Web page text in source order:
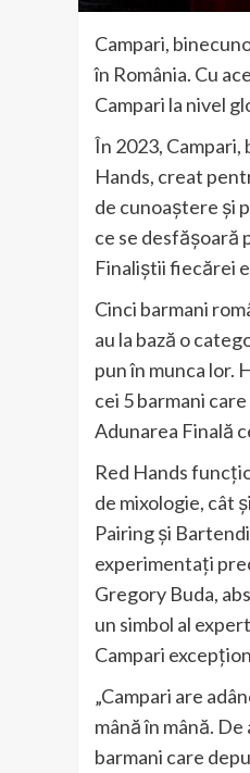
Campari,
în România. Cu
Campari la nivel
În 2023, Campari,
Hands, creat
de cunoaștere și
ce se desfășoară
Finaliștii fiecărei
Cinci barmani
au la bază o
pun în munca lor.
cei 5 barmani
Adunarea Finală
Red Hands
de mixologie, cât
Pairing și
experimentați
Gregory Buda,
un simbol al
Campari
„Campari are
mână în mână.
barmani care